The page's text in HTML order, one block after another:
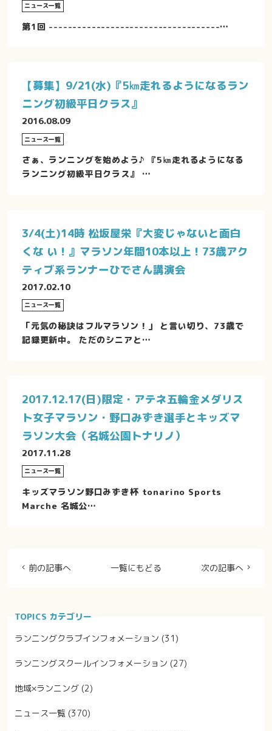
ニュース一覧
第1回 ------------------------------------…
【募集】9/21(水)『5㎞走れるようになるラン
ニング初級平日クラス』
2016.08.09
ニュース一覧
さぁ、ランニングを始めよう♪ 『5㎞走れるようになる
ランニング初級平日クラス』 …
3/4(土)14時 松坂屋栄『大変じゃないと面白
くな い！』マラソン年間10本以上！73歳アク
ティブ系ランナーひでさん講演会
2017.02.10
ニュース一覧
「元気の秘訣はフルマラソン！」 と言い切り、73歳で
記録更新中。 ただのシニアと…
2017.12.17(日)限定・アテネ五輪金メダリス
ト女子マラソン・野口みずき選手とキッズマ
ラソン大会（名城公園トナリノ）
2017.11.28
ニュース一覧
キッズマラソン野口みずき杯 tonarino Sports
Marche 名城公…
前の記事へ 一覧にもどる 次の記事へ
TOPICS カテゴリー
ランニングクラブインフォメーション (31)
ランニングスクールインフォメーション (27)
地域×ランニング(2)
ニュース一覧 (370)